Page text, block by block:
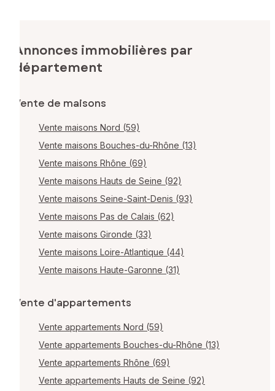
Annonces immobilières par
département
Vente de maisons
Vente maisons Nord (59)
Vente maisons Bouches-du-Rhône (13)
Vente maisons Rhône (69)
Vente maisons Hauts de Seine (92)
Vente maisons Seine-Saint-Denis (93)
Vente maisons Pas de Calais (62)
Vente maisons Gironde (33)
Vente maisons Loire-Atlantique (44)
Vente maisons Haute-Garonne (31)
Vente d'appartements
Vente appartements Nord (59)
Vente appartements Bouches-du-Rhône (13)
Vente appartements Rhône (69)
Vente appartements Hauts de Seine (92)